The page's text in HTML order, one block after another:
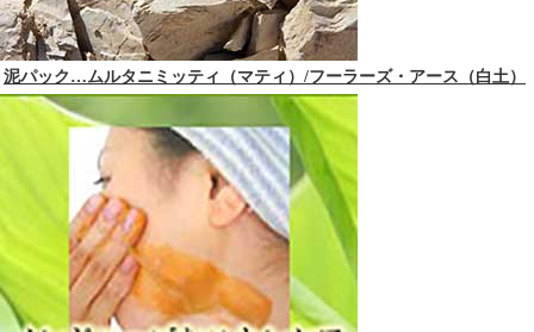
泥パック…ムルタニミッティ（マティ）/フーラーズ・アース（白土）